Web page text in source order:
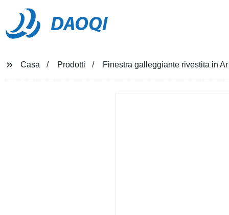
DAOQI
Casa Prodotti Finestra galleggiante rivestita in